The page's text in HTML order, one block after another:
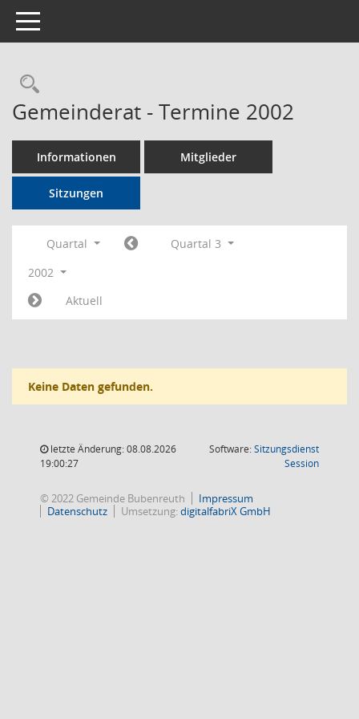
Toggle navigation
Rechercheauswahl
Gemeinderat - Termine 2002
Informationen Mitglieder
Sitzungen
Quartal
Quartal 3
2002
Aktuell
Keine Daten gefunden.
letzte Änderung: 08.08.2026
19:00:27
Software:Sitzungsdienst
Session(Wird in
© 2022 Gemeinde Bubenreuth
Impressum
Datenschutz
Umsetzung:digitalfabriX GmbH